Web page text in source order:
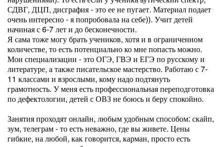
СДВГ, ДЦП, дисграфия - это ее не пугает. Материал подает
очень интересно - я попробовала на себе)). Учит детей
начиная с 6-7 лет и до бесконечности.
Я сама тоже могу брать учеников, хотя и в ограниченном
количестве, то есть потенциально ко мне попасть можно.
Мои специализации - это ОГЭ, ГВЭ и ЕГЭ по русскому и
литературе, а также писательское мастерство. Работаю с 7-
11 классами и взрослыми, кому надо подтянуть
грамотность. У меня есть профессиональная переподготовка
по дефектологии, детей с ОВЗ не боюсь и беру спокойно.
Занятия проходят онлайн, любым удобным способом: скайп,
зум, телеграм - то есть неважно, где вы живете. Цены
гибкие, на любой, как говорится, карман, просто есть